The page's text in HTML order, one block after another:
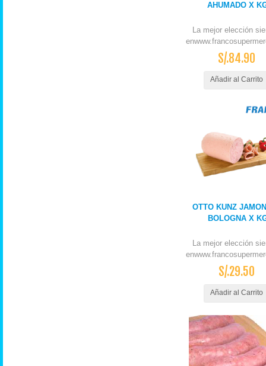
AHUMADO X
La mejor elección
S/.84.90
Añadir al Carrito
OTTO KUNZ
BOLOGNA X
La mejor elección
S/.29.50
Añadir al Carrito